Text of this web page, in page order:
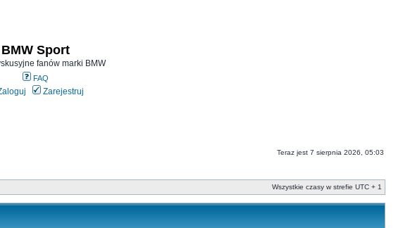
BMW Sport
fanów marki BMW
FAQ
Zarejestruj
Teraz jest 7 sierpnia 2026, 05:03
Wszystkie czasy w strefie UTC + 1